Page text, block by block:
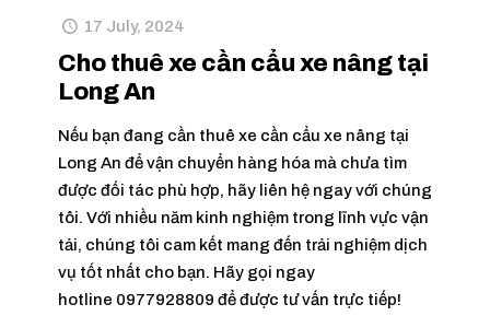
17 July, 2024
Cho thuê xe cần cẩu xe nâng tại
Long An
Nếu bạn đang cần thuê xe cần cẩu xe nâng tại
Long An để vận chuyển hàng hóa mà chưa tìm
được đối tác phù hợp, hãy liên hệ ngay với chúng
tôi. Với nhiều năm kinh nghiệm trong lĩnh vực vận
tải, chúng tôi cam kết mang đến trải nghiệm dịch
vụ tốt nhất cho bạn. Hãy gọi ngay
hotline 0977928809 để được tư vấn trực tiếp!